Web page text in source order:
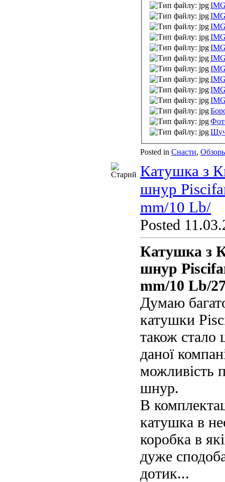
Posted in Снасти,
Катушка з
шнур
mm/10 Lb/
Posted
Катушка з
шнур
mm/10 Lb/
Думаю
катушки
також стало
даної
можливість
шнур.
В
катушка в
коробка в
дуже
дотик...